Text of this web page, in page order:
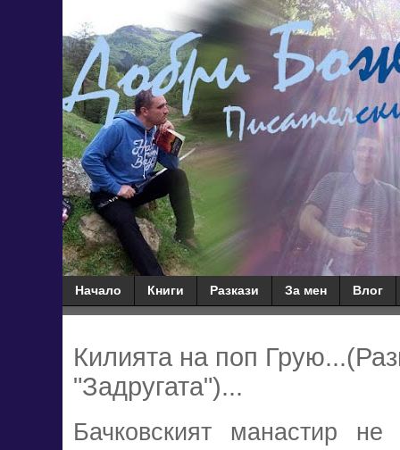
Начало Книги Разкази За мен Влог
Килията на поп
"Задругата")...
Бачковският манастир